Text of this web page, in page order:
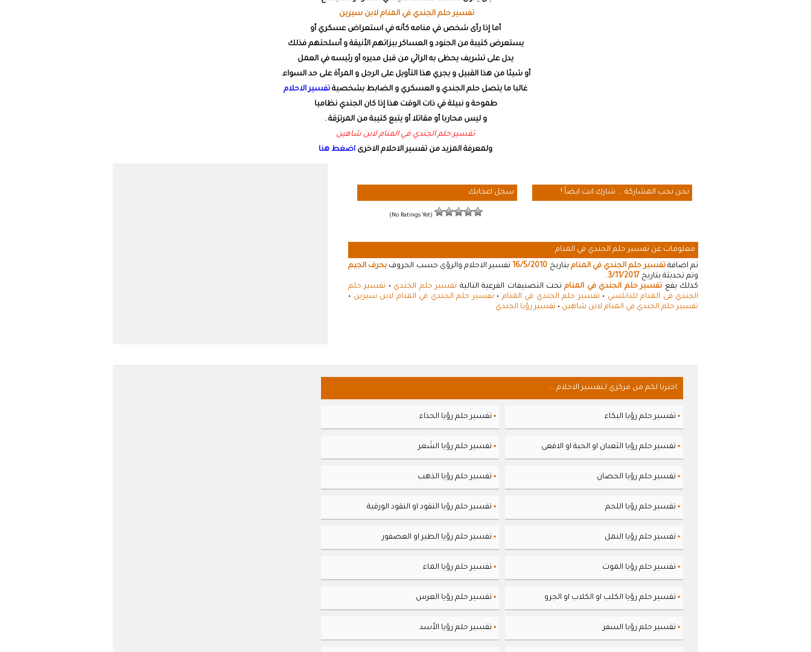
تفسير حلم الجندي في المنام لابن سيرين
أما إذا رأى شخص في منامه كأنه في استعراض عسكري أو
يستعرض كتيبة من الجنود و العساكر ببزاتهم الأنيقة و أسلحتهم فذلك
يدل على تشريف يحظى به الرائي من قبل مديره أو رئيسه في العمل
أو شيئا من هذا القبيل و يجري هذا التأويل على الرجل و المرأة على حد السواء.
غالبا ما يتصل حلم الجندي و العسكري و الضابط بشخصية تفسير الاحلام
طموحة و نبيلة في ذات الوقت هذا إذا كان الجندي نظاميا
و ليس محاربا أو مقاتلا أو يتبع كتيبة من المرتزقة .
تفسير حلم الجندي في المنام لابن شاهين
ولمعرفة المزيد من تفسير الاحلام الاخرى اضغط هنا
نحن نحب المشاركة ... شارك انت ايضاً ! سجل اعجابك
(No Ratings Yet)
معلومات عن تفسير حلم الجندي في المنام
تم اضافةتفسير حلم الجندي في المنام بتاريخ 16/5/2010 تفسير الاحلام والرؤى حسب الحروف بحرف الجيم
وتم تحديثة بتاريخ 3/11/2017
.
كذلك يقع تفسير حلم الجندي في المنامتحت التصنيفات الفرعية التالية تفسير حلم الجندي • تفسير حلم
الجندي فى المنام للنابلسي • تفسير حلم الجندي في المنام • تفسير حلم الجندي في المنام لابن سيرين •
تفسير حلم الجندي في المنام لابن شاهين • تفسير رؤيا الجندي
اخترنا لكم من مركزي لـتفسير الاحلام ...
▪ تفسير حلم رؤيا البكاء ▪ تفسير حلم رؤيا الحذاء
▪ تفسير حلم رؤيا الثعبان او الحية او الافعى ▪ تفسير حلم رؤيا الشَعر
▪ تفسير حلم رؤيا الحصان ▪ تفسير حلم رؤيا الذهب
▪ تفسير حلم رؤيا اللحم ▪ تفسير حلم رؤيا النقود او النقود الورقية
▪ تفسير حلم رؤيا النمل ▪ تفسير حلم رؤيا الطير او العصفور
▪ تفسير حلم رؤيا الموت ▪ تفسير حلم رؤيا الماء
▪ تفسير حلم رؤيا الكلب او الكلاب او الجرو ▪ تفسير حلم رؤيا العرس
▪ تفسير حلم رؤيا السفر ▪ تفسير حلم رؤيا الأسد